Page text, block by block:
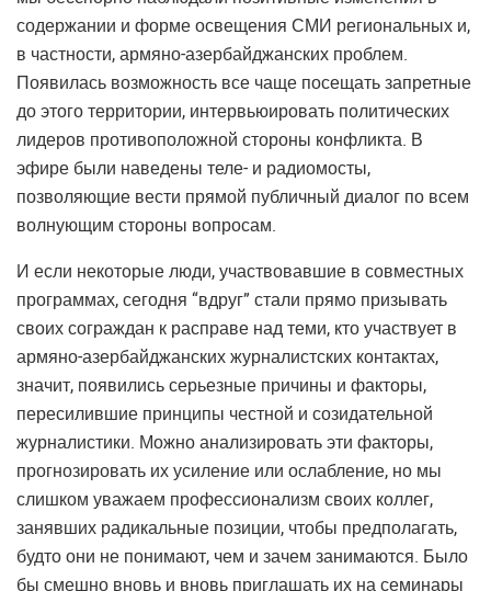
содержании и форме освещения СМИ региональных и,
в частности, армяно-азербайджанских проблем.
Появилась возможность все чаще посещать запретные
до этого территории, интервьюировать политических
лидеров противоположной стороны конфликта. В
эфире были наведены теле- и радиомосты,
позволяющие вести прямой публичный диалог по всем
волнующим стороны вопросам.
И если некоторые люди, участвовавшие в совместных
программах, сегодня “вдруг” стали прямо призывать
своих сограждан к расправе над теми, кто участвует в
армяно-азербайджанских журналистских контактах,
значит, появились серьезные причины и факторы,
пересилившие принципы честной и созидательной
журналистики. Можно анализировать эти факторы,
прогнозировать их усиление или ослабление, но мы
слишком уважаем профессионализм своих коллег,
занявших радикальные позиции, чтобы предполагать,
будто они не понимают, чем и зачем занимаются. Было
бы смешно вновь и вновь приглашать их на семинары